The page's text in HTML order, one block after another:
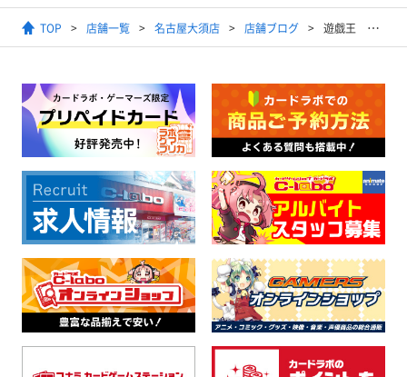
TOP 店舗一覧 名古屋大須店 店舗ブログ 遊戯王 デッキ紹介（ドラゴンメイド、おジャマ、暗黒未海域編）